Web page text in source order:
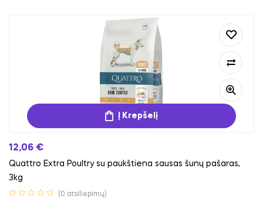
Į Krepšelį
12,06 €
Quattro Extra Poultry su paukštiena sausas šunų pašaras,
3kg
(0 atsiliepimų)